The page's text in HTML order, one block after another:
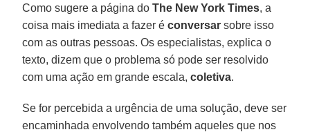
Como sugere a página doThe New York Times, a
coisa mais imediata a fazer éconversar sobre isso
com as outras pessoas. Os especialistas, explica o
texto, dizem que o problema só pode ser resolvido
com uma ação em grande escala,coletiva.
Se for percebida a urgência de uma solução, deve ser
encaminhada envolvendo também aqueles que nos